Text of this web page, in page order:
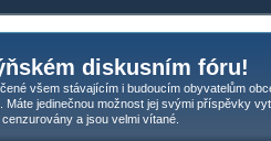
diskusním fóru!
všem stávajícím i budoucím obyvatelům
Máte jedinečnou možnost jej svými příspěvky
a jsou velmi vítané.